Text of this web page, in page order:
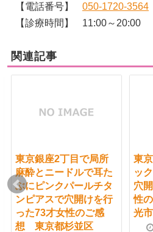
【電話番号】
050-1720-3564
【診療時間】
11:00～20:00
関連記事
東京銀座2丁目で局所
麻酔とニードルで耳た
ぶにピンクパールチタ
ンピアスで穴開けを行
った73才女性のご感
想 東京都杉並区
東
ッ
穴
性
光